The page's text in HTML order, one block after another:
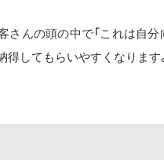
さんの頭の中で「これは自
得してもらいやすくなりま